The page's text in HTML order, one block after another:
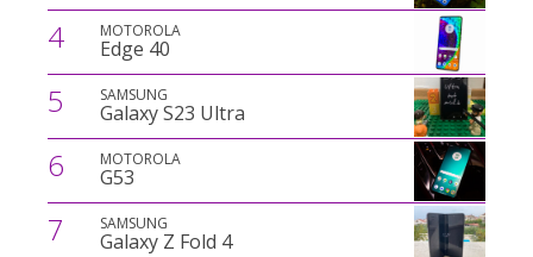
4 MOTOROLA
Edge 40
5 SAMSUNG
Galaxy S23 Ultra
6 MOTOROLA
G53
7 SAMSUNG
Galaxy Z Fold 4